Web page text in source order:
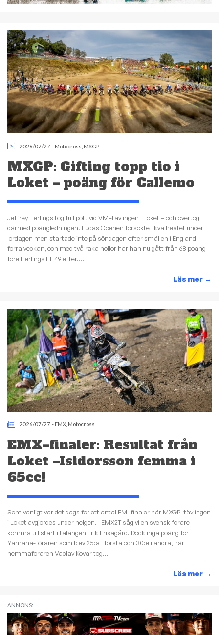
2026/07/27 - Motocross MXGP
MXGP: Gifting topp tio i
Loket – poäng för Callemo
Jeffrey Herlings tog full pott vid VM–tävlingen i Loket – och övertog
därmed poängledningen. Lucas Coenen försökte i kvalheatet under
lördagen men startade inte på söndagen efter smällen i England
förra veckan, och med två raka nollor har han nu gått från 68 poäng
före Herlings till 49 efter....
Läs mer →
2026/07/27 - EMX Motocross
EMX–finaler: Resultat från
Loket –Isidorsson femma i
65cc!
Som vanligt var det dags för ett antal EM–finaler när MXGP–tävlingen
i Loket avgjordes under helgen. I EMX2T såg vi en svensk förare
komma till start i talangen Erik Frisagård. Dock inga poäng för
Yamaha-föraren som blev 25:a i första och 30:e i andra, när
hemmaföraren Vaclav Kovar tog...
Läs mer →
ANNONS: